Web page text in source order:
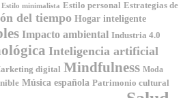
Estilo minimalista Estilo personal Estrategias de
del tiempo Hogar inteligente
Impacto ambiental Industria 4.0
Inteligencia artificial
digital Mindfulness Moda
Música española Patrimonio cultural